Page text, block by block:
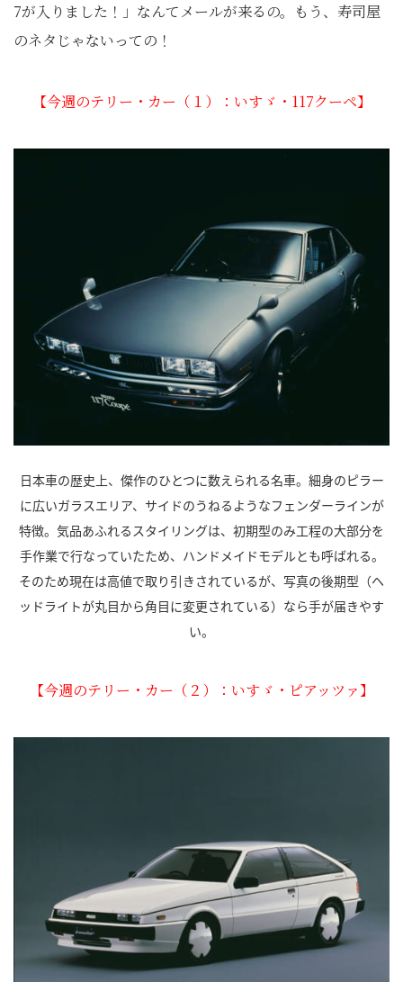
7が入りました！」なんてメールが来るの。もう、寿司屋
のネタじゃないっての！
【今週のテリー・カー（１）：いすゞ・117クーペ】
日本車の歴史上、傑作のひとつに数えられる名車。細身のピラー
に広いガラスエリア、サイドのうねるようなフェンダーラインが
特徴。気品あふれるスタイリングは、初期型のみ工程の大部分を
手作業で行なっていたため、ハンドメイドモデルとも呼ばれる。
そのため現在は高値で取り引きされているが、写真の後期型（ヘ
ッドライトが丸目から角目に変更されている）なら手が届きやす
い。
【今週のテリー・カー（２）：いすゞ・ピアッツァ】